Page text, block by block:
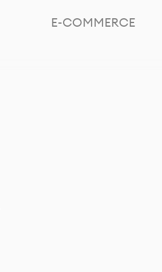
E-COMMERCE